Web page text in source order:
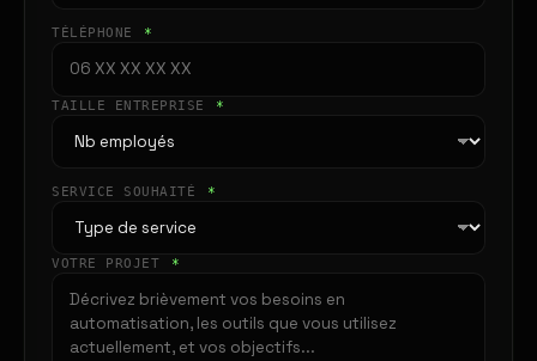
TÉLÉPHONE *
TAILLE ENTREPRISE *
SERVICE SOUHAITÉ *
VOTRE PROJET *